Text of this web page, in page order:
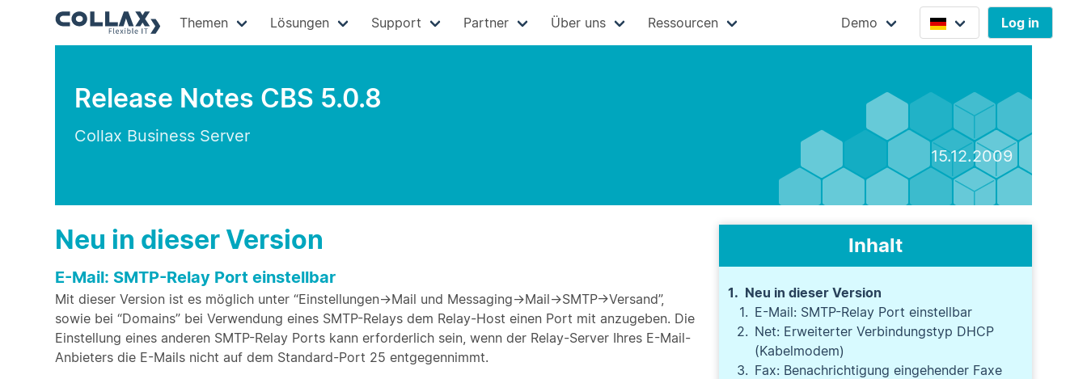
Themen Lösungen Support Partner Über uns Ressourcen Demo Log in
Release Notes CBS 5.0.8
Collax Business Server
15.12.2009
Neu in dieser Version
E-Mail: SMTP-Relay Port einstellbar
Mit dieser Version ist es möglich unter “Einstellungen->Mail und Messaging->Mail->SMTP->Versand”,
sowie bei “Domains” bei Verwendung eines SMTP-Relays dem Relay-Host einen Port mit anzugeben. Die
Einstellung eines anderen SMTP-Relay Ports kann erforderlich sein, wenn der Relay-Server Ihres E-Mail-
Anbieters die E-Mails nicht auf dem Standard-Port 25 entgegennimmt.
Inhalt
Neu in dieser Version
E-Mail: SMTP-Relay Port einstellbar
Net: Erweiterter Verbindungstyp DHCP
(Kabelmodem)
Fax: Benachrichtigung eingehender Faxe